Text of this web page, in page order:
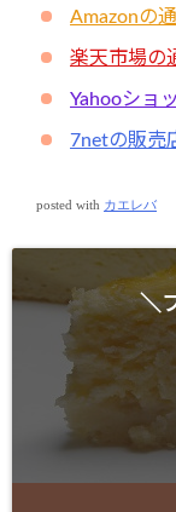
Amazonの
楽天市場の
Yahooショ
7netの販売
posted with カエレバ
＼